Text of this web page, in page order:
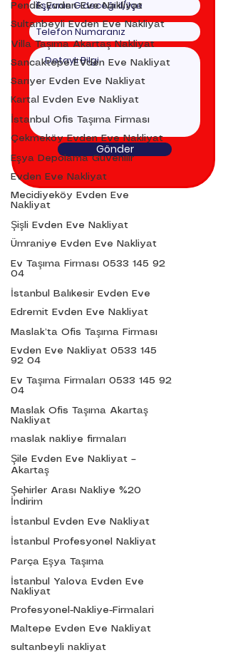
Pendik Evden Eve Nakliyat
Sultanbeyli Evden Eve Nakliyat
Villa Taşıma Akartaş Nakliyat
Sancaktepe EVden Eve Nakliyat
Sarıyer Evden Eve Nakliyat
Kartal Evden Eve Nakliyat
İstanbul Ofis Taşıma Firması
Çekmeköy Evden Eve Nakliyat
Eşya Depolama Güvenilir
Evden Eve Nakliyat
Mecidiyeköy Evden Eve
Nakliyat
Şişli Evden Eve Nakliyat
Ümraniye Evden Eve Nakliyat
Ev Taşıma Firması 0533 145 92
04
İstanbul Balıkesir Evden Eve
Edremit Evden Eve Nakliyat
Maslak’ta Ofis Taşıma Firması
Evden Eve Nakliyat 0533 145
92 04
Ev Taşıma Firmaları 0533 145 92
04
Maslak Ofis Taşıma Akartaş
Nakliyat
maslak nakliye firmaları
Şile Evden Eve Nakliyat –
Akartaş
Şehirler Arası Nakliye %20
İndirim
İstanbul Evden Eve Nakliyat
İstanbul Profesyonel Nakliyat
Parça Eşya Taşıma
İstanbul Yalova Evden Eve
Nakliyat
Profesyonel-Nakliye-Firmalari
Maltepe Evden Eve Nakliyat
sultanbeyli nakliyat
Gönder
..........................
Şehir İçi Nakliyat
Kurum Taşıma
Parça Eşya Taşıma
Eşya Depolama
Sigortalı Nakliyat
Evden Eve Nakliyat
Asansörlü Nakliyat
Ambalajlı Nakliyat
Ofis Taşıma
Güvenilir Ev Taşıma
Şehirler Arası Taşımacılık
Hizmet Bölgelerimiz